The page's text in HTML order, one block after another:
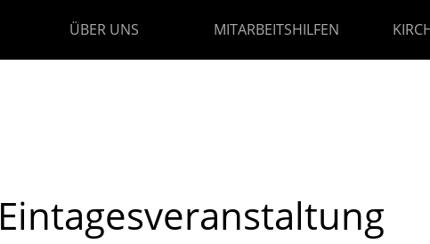
ÜBER UNS MITARBEITSHILFEN
Eintagesveranstaltung